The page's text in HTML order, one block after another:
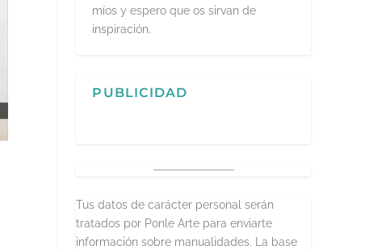
míos y espero que os sirvan de
inspiración.
PUBLICIDAD
Tus datos de carácter personal serán
tratados por Ponle Arte para enviarte
información sobre manualidades. La base